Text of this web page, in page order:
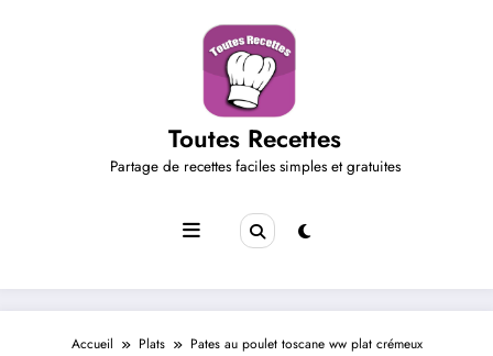
Toutes Recettes
Partage de recettes faciles simples et gratuites
Accueil Plats Pates au poulet toscane ww plat crémeux